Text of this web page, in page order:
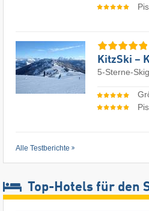
KitzSki –
5-Sterne-
Alle Testberichte
Top-Hotels für den